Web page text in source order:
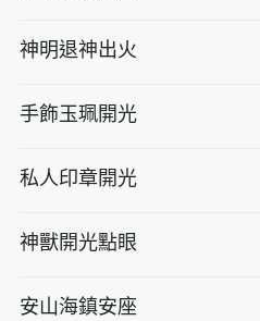
神明退神出火
手飾玉珮開光
私人印章開光
神獸開光點眼
安山海鎮安座